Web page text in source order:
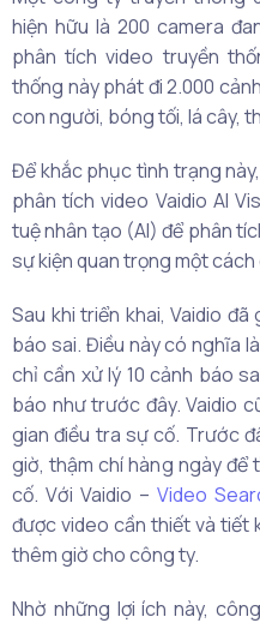
hiện hữu là 200 camera
phân tích video truyền
thống này phát đi 2.000
con người, bóng tối, lá cây,
Để khắc phục tình trạng
phân tích video Vaidio AI
tuệ nhân tạo (AI) để phân
sự kiện quan trọng một cách
Sau khi triển khai, Vaidio
báo sai. Điều này có nghĩa
chỉ cần xử lý 10 cảnh báo
báo như trước đây. Vaidio
gian điều tra sự cố. Trước
giờ, thậm chí hàng ngày để
cố. Với Vaidio – Video
được video cần thiết và tiết
thêm giờ cho công ty.
Nhờ những lợi ích này,